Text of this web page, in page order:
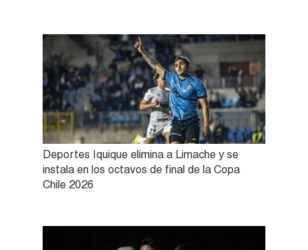
Deportes Iquique elimina a Limache y se
instala en los octavos de final de la Copa
Chile 2026